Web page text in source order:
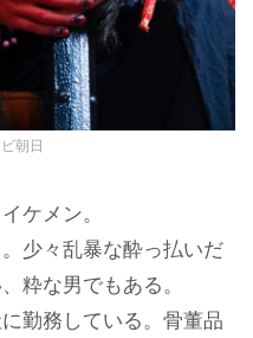
朝日
ケメン。
少々乱暴な酔っ払いだ
粋な男でもある。
勤務している。骨董品